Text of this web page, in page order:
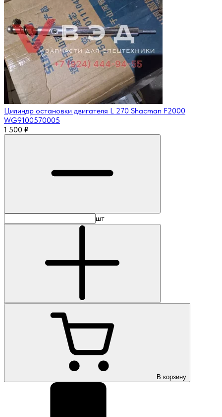
Цилиндр остановки двигателя L 270 Shacman F2000
WG9100570005
1 500 ₽
шт
В корзину